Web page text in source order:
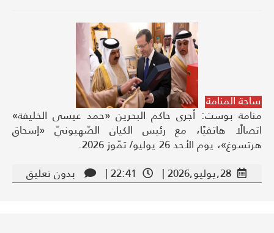
ساحة المنامة
منامة بوست: أجرى حاكم البحرين «حمد عيسى الخليفة»
اتصالًا هاتفيًا، مع رئيس الكيان الصّهيونيّ «إسحاق
هرتسوغ»، يوم الأحد 26 يوليو/ تمّوز 2026.
28,يوليو,2026 |
22:41 | بدون تعليق